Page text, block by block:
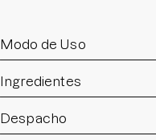
Modo de Uso
Ingredientes
Despacho